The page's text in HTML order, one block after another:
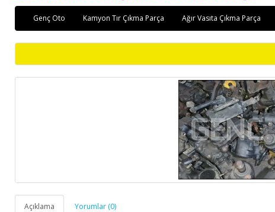
Genç Oto Kamyon Tır Çıkma Parça Ağır Vasıta Çıkma Parça
Açıklama Yorumlar (0)